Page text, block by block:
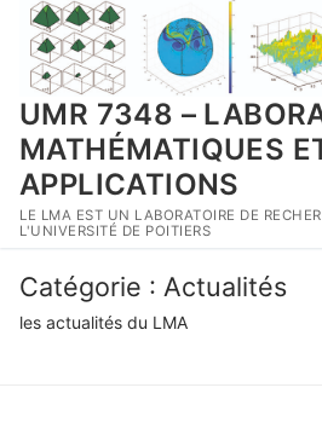
Aller
contenu
UMR 7348 –
MATHÉMATIQUES
APPLICATIONS
LE LMA EST UN LABORATOIRE DE
L'UNIVERSITÉ DE POITIERS
Rechercher :
Catégorie : Actualités
les actualités du LMA